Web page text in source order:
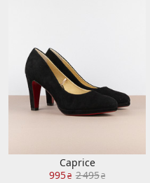
Caprice
995₴ 2 495₴